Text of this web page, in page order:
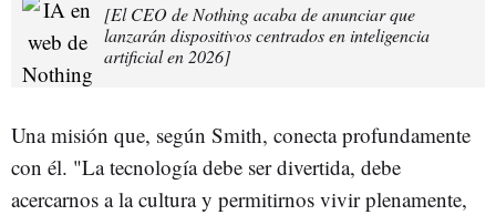
[El CEO de Nothing acaba de anunciar que
lanzarán dispositivos centrados en inteligencia
artificial en 2026]
Una misión que, según Smith, conecta profundamente
con él. "La tecnología debe ser divertida, debe
acercarnos a la cultura y permitirnos vivir plenamente,